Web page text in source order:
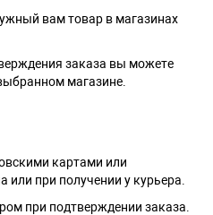
вам товар в магазинах
заказа вы можете
магазине.
картами или
при получении у курьера.
при подтверждении заказа.